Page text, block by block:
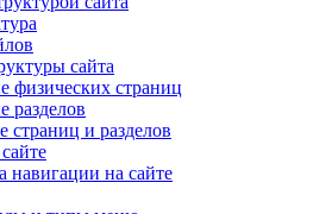
сайта
физических страниц
разделов
страниц и разделов
навигации на сайте